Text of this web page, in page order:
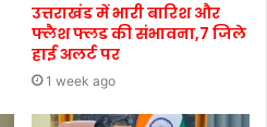
उत्तराखंड में भारी बारिश और
फ्लैश फ्लड की संभावना,7 जिले
हाई अलर्ट पर
1 week ago